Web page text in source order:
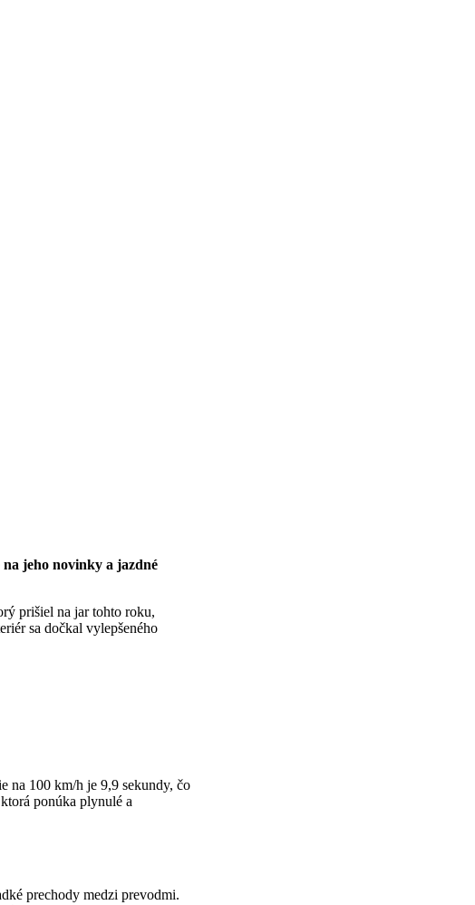
jeho novinky a jazdné
prišiel na jar tohto roku,
sa dočkal vylepšeného
na 100 km/h je 9,9 sekundy, čo
ponúka plynulé a
prechody medzi prevodmi.